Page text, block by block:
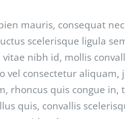
mauris, consequat
scelerisque ligula
nibh id, mollis
vel consectetur
rhoncus quis congue
quis, convallis